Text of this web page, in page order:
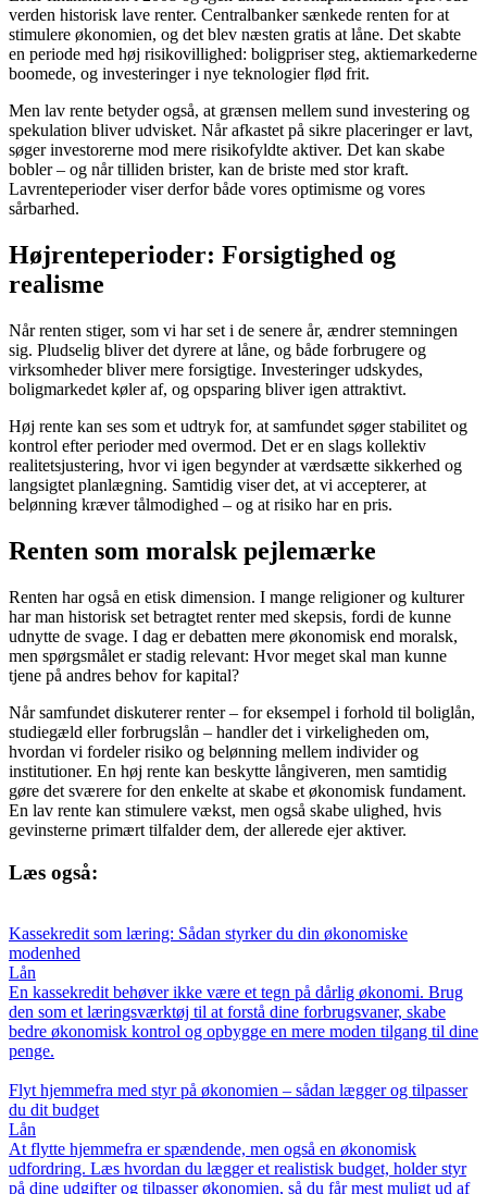
verden historisk lave renter. Centralbanker sænkede renten for at
stimulere økonomien, og det blev næsten gratis at låne. Det skabte
en periode med høj risikovillighed: boligpriser steg, aktiemarkederne
boomede, og investeringer i nye teknologier flød frit.
Men lav rente betyder også, at grænsen mellem sund investering og
spekulation bliver udvisket. Når afkastet på sikre placeringer er lavt,
søger investorerne mod mere risikofyldte aktiver. Det kan skabe
bobler – og når tilliden brister, kan de briste med stor kraft.
Lavrenteperioder viser derfor både vores optimisme og vores
sårbarhed.
Højrenteperioder: Forsigtighed og
realisme
Når renten stiger, som vi har set i de senere år, ændrer stemningen
sig. Pludselig bliver det dyrere at låne, og både forbrugere og
virksomheder bliver mere forsigtige. Investeringer udskydes,
boligmarkedet køler af, og opsparing bliver igen attraktivt.
Høj rente kan ses som et udtryk for, at samfundet søger stabilitet og
kontrol efter perioder med overmod. Det er en slags kollektiv
realitetsjustering, hvor vi igen begynder at værdsætte sikkerhed og
langsigtet planlægning. Samtidig viser det, at vi accepterer, at
belønning kræver tålmodighed – og at risiko har en pris.
Renten som moralsk pejlemærke
Renten har også en etisk dimension. I mange religioner og kulturer
har man historisk set betragtet renter med skepsis, fordi de kunne
udnytte de svage. I dag er debatten mere økonomisk end moralsk,
men spørgsmålet er stadig relevant: Hvor meget skal man kunne
tjene på andres behov for kapital?
Når samfundet diskuterer renter – for eksempel i forhold til boliglån,
studiegæld eller forbrugslån – handler det i virkeligheden om,
hvordan vi fordeler risiko og belønning mellem individer og
institutioner. En høj rente kan beskytte långiveren, men samtidig
gøre det sværere for den enkelte at skabe et økonomisk fundament.
En lav rente kan stimulere vækst, men også skabe ulighed, hvis
gevinsterne primært tilfalder dem, der allerede ejer aktiver.
Læs også:
Kassekredit som læring: Sådan styrker du din økonomiske
modenhed
Lån
En kassekredit behøver ikke være et tegn på dårlig økonomi. Brug
den som et læringsværktøj til at forstå dine forbrugsvaner, skabe
bedre økonomisk kontrol og opbygge en mere moden tilgang til dine
penge.
Flyt hjemmefra med styr på økonomien – sådan lægger og tilpasser
du dit budget
Lån
At flytte hjemmefra er spændende, men også en økonomisk
udfordring. Læs hvordan du lægger et realistisk budget, holder styr
på dine udgifter og tilpasser økonomien, så du får mest muligt ud af